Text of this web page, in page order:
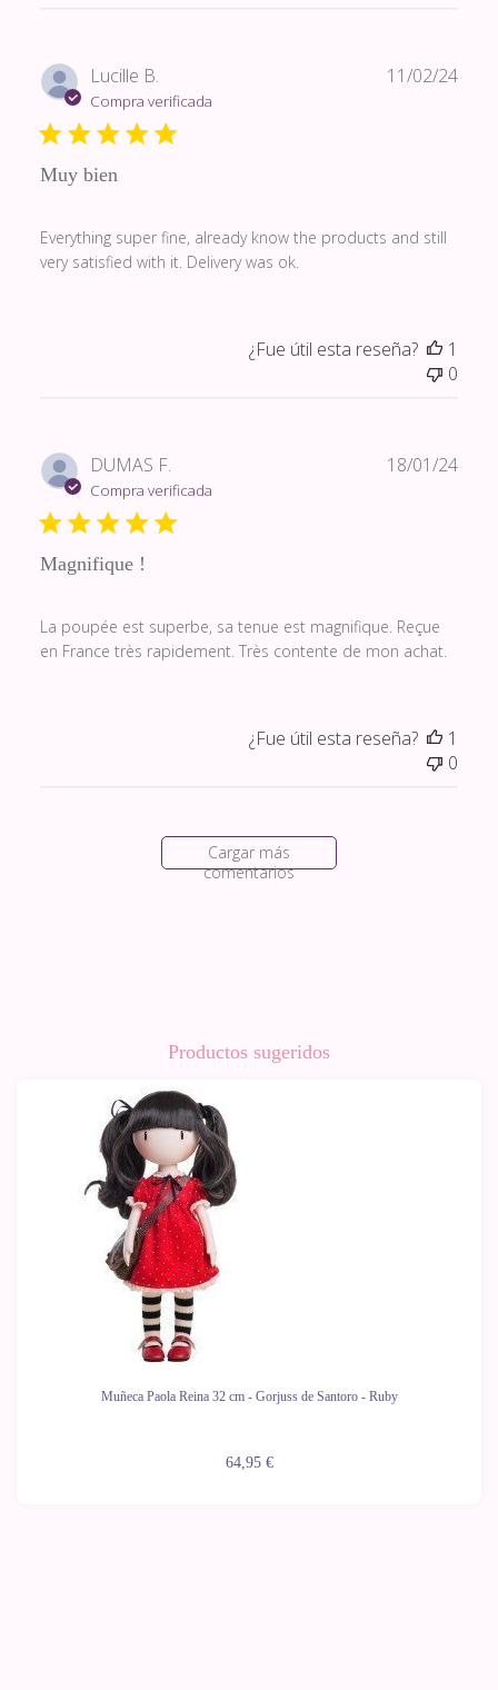
Lucille B.
Compra verificada
Muy bien
Everything super fine, already know the products and still
very satisfied with it. Delivery was ok.
11/02/24
¿Fue útil esta reseña?
1
0
DUMAS F.
Compra verificada
Magnifique !
La poupée est superbe, sa tenue est magnifique. Reçue
en France très rapidement. Très contente de mon achat.
18/01/24
¿Fue útil esta reseña?
1
0
Cargar más
comentarios
Productos sugeridos
Muñeca Paola Reina 32 cm - Gorjuss de Santoro - Ruby
64,95 €